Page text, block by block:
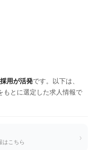
用が活発です。以下は、
もとに選定した求人情報で
はこちら ›